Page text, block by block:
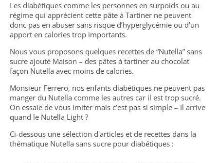
Les diabétiques comme les personnes en surpoids ou au
régime qui apprécient cette pâte à Tartiner ne peuvent
donc pas en abuser sans risque d’hyperglycémie ou d’un
apport en calories trop importants.
Nous vous proposons quelques recettes de “Nutella” sans
sucre ajouté Maison – des pâtes à tartiner au chocolat
façon Nutella avec moins de calories.
Monsieur Ferrero, nos enfants diabétiques ne peuvent pas
manger du Nutella comme les autres car il est trop sucré.
On essaie de vous imiter mais c’est pas si simple – Il arrive
quand le Nutella Light ?
Ci-dessous une sélection d'articles et de recettes dans la
thématique Nutella sans sucre pour diabétiques :